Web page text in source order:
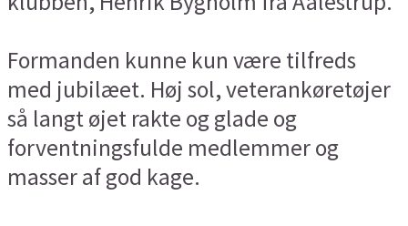
Formanden kunne kun være tilfreds
med jubilæet. Høj sol, veterankøretøjer
så langt øjet rakte og glade og
forventningsfulde medlemmer og
masser af god kage.